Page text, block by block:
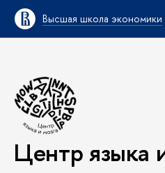
Высшая школа экономики
Центр языка